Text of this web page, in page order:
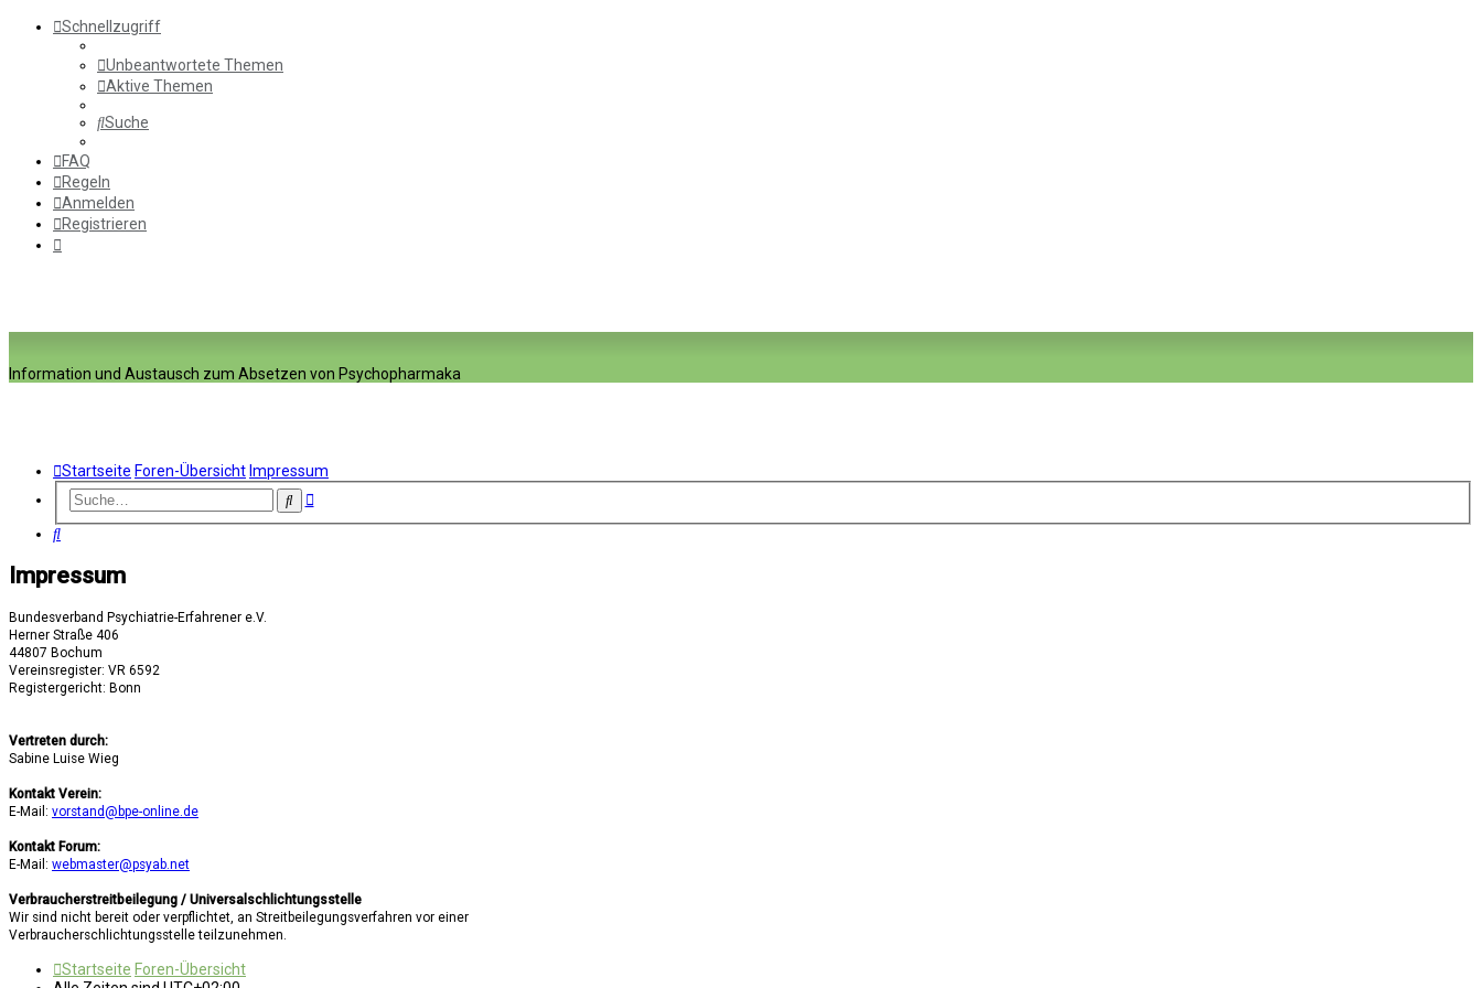
Schnellzugriff
Unbeantwortete Themen
Aktive Themen
Suche
FAQ
Regeln
Anmelden
Registrieren
Information und Austausch zum Absetzen von Psychopharmaka
Startseite Foren-Übersicht Impressum
SucheErweiterte
Suche
Impressum
Bundesverband Psychiatrie-Erfahrener e.V.
Herner Straße 406
44807 Bochum
Vereinsregister: VR 6592
Registergericht: Bonn
Vertreten durch:
Sabine Luise Wieg
Kontakt Verein:
E-Mail: vorstand@bpe-online.de
Kontakt Forum:
E-Mail: webmaster@psyab.net
Verbraucherstreitbeilegung / Universalschlichtungsstelle
Wir sind nicht bereit oder verpflichtet, an Streitbeilegungsverfahren vor einer
Verbraucherschlichtungsstelle teilzunehmen.
Startseite Foren-Übersicht